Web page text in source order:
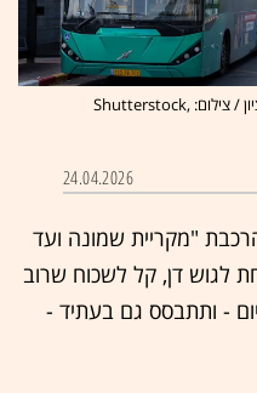
אוטובוסים של אגד בתחנה המרכזית ראשון לציון / צילום: Shutterstock,
24.04.2026
"מקריית שמונה ועד
לגוש דן, קל לשכוח שרוב
- ותתבסס גם בעתיד -